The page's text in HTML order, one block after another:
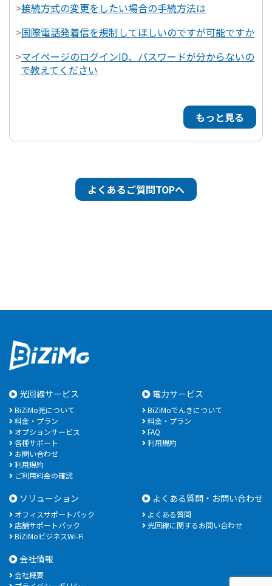
>接続方式の変更をしたい場合の手続方法は
>国際電話発着信を規制してほしいのですが可能ですか
>マイページのログインID、パスワードが分からないの
で教えてください
もっと見る
よくあるご質問TOPへ
光回線サービス
BiZiMo光について
料金・プラン
オプションサービス
各種サポート
お問い合わせ
利用規約
ご利用料金の確認
電力サービス
BiZiMoでんきについて
料金・プラン
FAQ
利用規約
ソリューション
オフィスサポートパック
店舗サポートパック
BiZiMoビジネスWi-Fi
よくある質問・お問い合わせ
よくある質問
光回線に関するお問い合わせ
会社情報
会社概要